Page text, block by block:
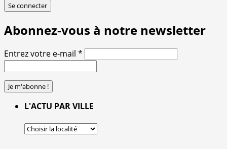
Se connecter
Abonnez-vous à notre newsletter
Entrez votre e-mail *
L'ACTU PAR VILLE